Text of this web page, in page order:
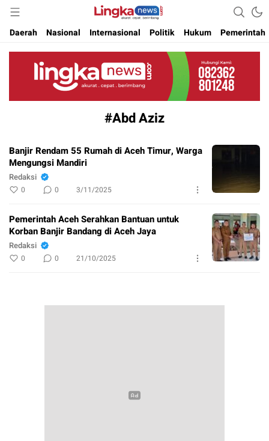
Lingkanews
Akurat. Cepat & Berimbang
Daerah
Nasional Internasional Politik Hukum Pemerintah
#Abd Aziz
Banjir Rendam 55 Rumah di Aceh Timur, Warga
Mengungsi Mandiri
Redaksi
0 0 3/11/2025
Pemerintah Aceh Serahkan Bantuan untuk
Korban Banjir Bandang di Aceh Jaya
Redaksi
0 0 21/10/2025